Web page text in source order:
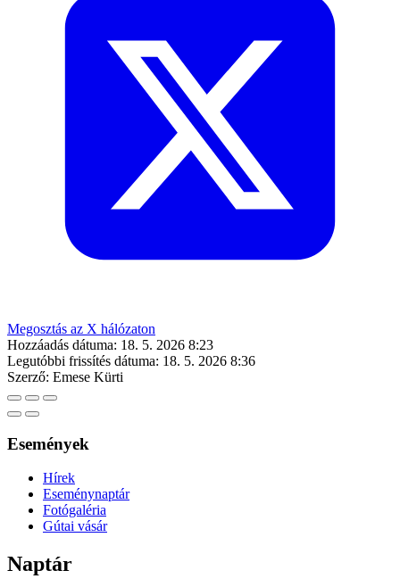
Megosztás az X hálózaton
Hozzáadás dátuma: 18. 5. 2026 8:23
Legutóbbi frissítés dátuma: 18. 5. 2026 8:36
Szerző: Emese Kürti
Események
Hírek
Eseménynaptár
Fotógaléria
Gútai vásár
Naptár